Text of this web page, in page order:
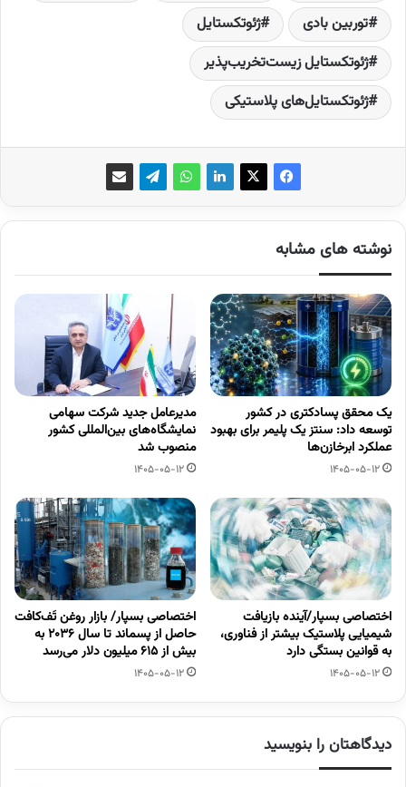
توربین بادی
ژئوتکستایل
ژئوتکستایل زیست‌تخریب‌پذیر
ژئوتکستایل‌های پلاستیکی
نوشته های مشابه
یک محقق پسادکتری در کشور
توسعه داد: سنتز یک پلیمر برای بهبود
عملکرد ابرخازن‌ها
1405-05-12
مدیرعامل جدید شرکت سهامی
نمایشگاه‌های بین‌المللی کشور
منصوب شد
1405-05-12
اختصاصی بسپار/آینده بازیافت
شیمیایی پلاستیک بیشتر از فناوری،
به قوانین بستگی دارد
1405-05-12
اختصاصی بسپار/ بازار روغن تَف‌کافت
حاصل از پسماند تا سال ۲۰۳۶ به
بیش از ۶۱۵ میلیون دلار می‌رسد
1405-05-12
دیدگاهتان را بنویسید